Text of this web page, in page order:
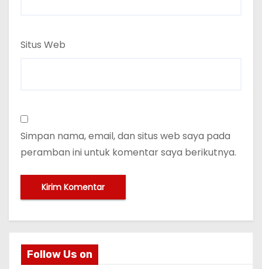
Situs Web
Simpan nama, email, dan situs web saya pada
peramban ini untuk komentar saya berikutnya.
Follow Us on